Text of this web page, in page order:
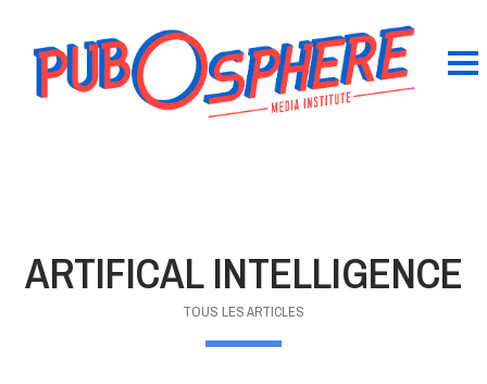
ARTIFICAL INTELLIGENCE
TOUS LES ARTICLES